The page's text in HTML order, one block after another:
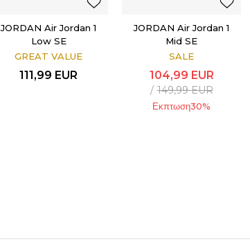
JORDAN Air Jordan 1
Low SE
GREAT VALUE
111,99 EUR
JORDAN Air Jordan 1
Mid SE
SALE
104,99 EUR
149,99EUR
Εκπτωση30%